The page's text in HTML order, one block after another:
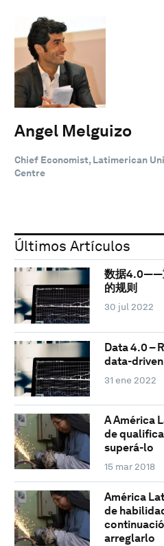
Angel Melguizo
Chief Economist, Latimerican
Centre
Últimos Artículos
数据4.0——
的规则
30 jul 2022
Data 4.0 –
data-
31 ene 2022
A América
de
superá-lo
15 mar 2018
América
de
arreglarlo